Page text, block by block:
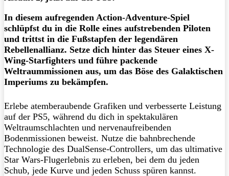
In diesem aufregenden Action-Adventure-Spiel
schlüpfst du in die Rolle eines aufstrebenden Piloten
und trittst in die Fußstapfen der legendären
Rebellenallianz. Setze dich hinter das Steuer eines X-
Wing-Starfighters und führe packende
Weltraummissionen aus, um das Böse des Galaktischen
Imperiums zu bekämpfen.
Erlebe atemberaubende Grafiken und verbesserte Leistung
auf der PS5, während du dich in spektakulären
Weltraumschlachten und nervenaufreibenden
Bodenmissionen beweist. Nutze die bahnbrechende
Technologie des DualSense-Controllers, um das ultimative
Star Wars-Flugerlebnis zu erleben, bei dem du jeden
Schub, jede Kurve und jeden Schuss spüren kannst.